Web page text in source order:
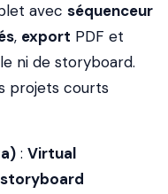
avec séquenceur
, export PDF et
ni de storyboard.
projets courts
: Virtual
storyboard